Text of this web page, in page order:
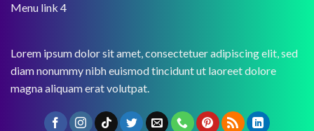
Menu link 4
Lorem ipsum dolor sit amet, consectetuer adipiscing elit, sed
diam nonummy nibh euismod tincidunt ut laoreet dolore
magna aliquam erat volutpat.